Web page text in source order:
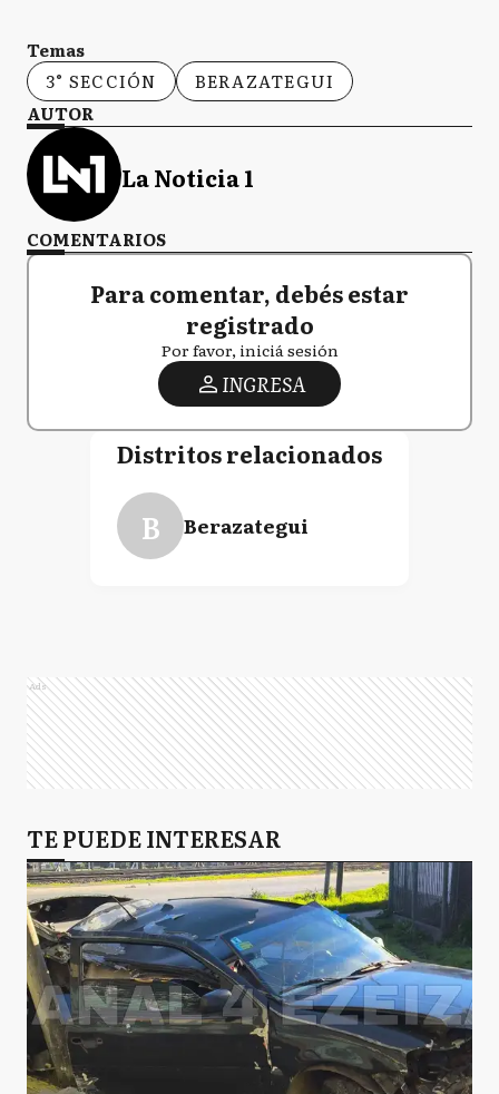
Temas
3° SECCIÓN
BERAZATEGUI
AUTOR
La Noticia 1
COMENTARIOS
Para comentar, debés estar
registrado
Por favor, iniciá sesión
INGRESA
Distritos relacionados
B Berazategui
Ads
TE PUEDE INTERESAR